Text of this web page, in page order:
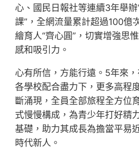
心、國民日報社等連續3年舉
課”，全網流量累計超過100
繪育人“齊心圓”，切實增強思
感和吸引力。
心有所信，方能行遠。5年來
各學校配合盡力下，更多高程
斷涌現，全員全部旅程全方位
式慢慢構成，為青少年打好精
基礎，助力其成長為擔當平易
時代新人。